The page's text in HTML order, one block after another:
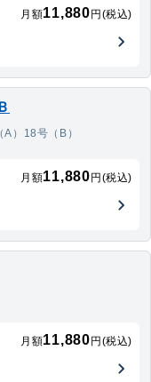
月額11,880 円(税込)
）18号（B）
月額11,880 円(税込)
月額11,880 円(税込)